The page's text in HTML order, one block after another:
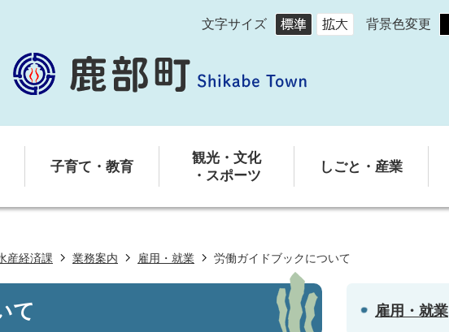
文字サイズ 背景色変更
子育て・教育
観光・文化
・スポーツ
しごと・産業
産経済課 業務案内 雇用・就業 労働ガイドブックについて
て 雇用・就業